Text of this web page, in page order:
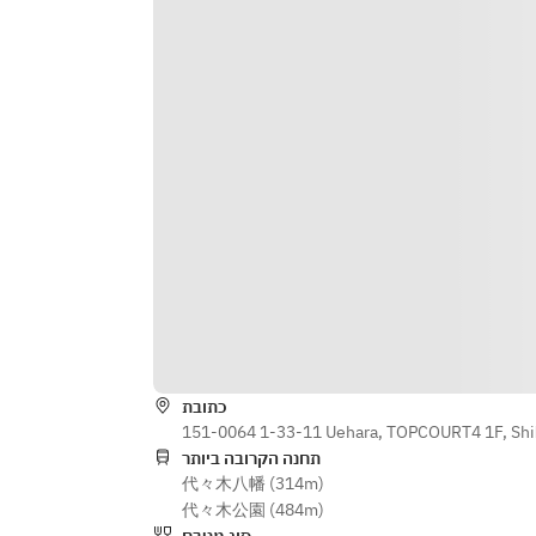
כתובת
151-0064 1-33-11 Uehara, TOPCOURT4 1F,
תחנה הקרובה ביותר
代々木八幡 (314m)
代々木公園 (484m)